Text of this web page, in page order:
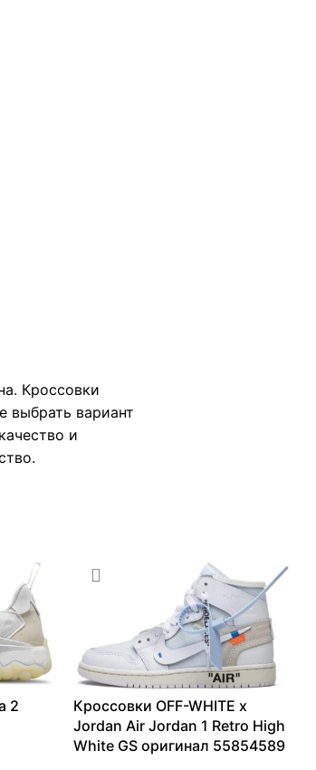
Кроссовки
выбрать вариант
и
2
Кроссовки OFF-WHITE x
Jordan Air Jordan 1 Retro High
White GS оригинал 55854589